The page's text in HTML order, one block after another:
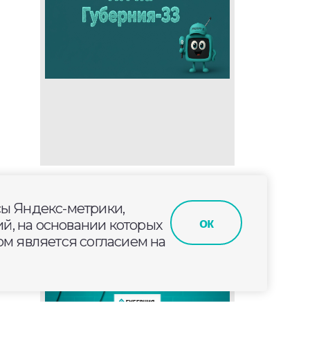
Яндекс-метрики,
на основании которых
является согласием на
ок